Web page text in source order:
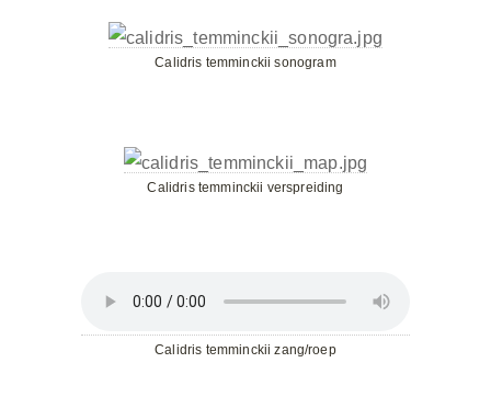
Calidris temminckii sonogram
Calidris temminckii verspreiding
Calidris temminckii zang/roep